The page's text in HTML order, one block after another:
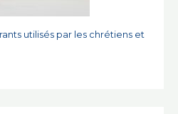
utilisés par les chrétiens et